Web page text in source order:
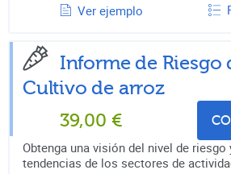
Ver ejemplo
Informe de Riesgo
Cultivo de arroz
39,00 €
Obtenga una visión del nivel de riesgo
tendencias de los sectores de